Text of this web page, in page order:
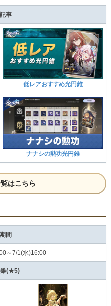
事
低レアおすすめ光円錐
ナナシの勲功光円錐
はこちら
間
～7/1(水)16:00
錐(★5)